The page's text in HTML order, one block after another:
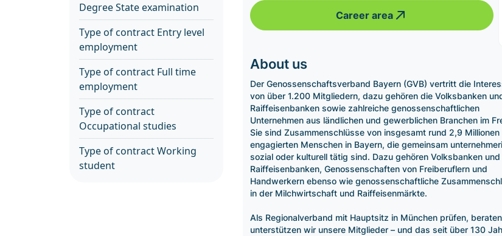
Degree State examination
Type of contract Entry level
employment
Type of contract Full time
employment
Type of contract
Occupational studies
Type of contract Working
student
Career area
About us
Der Genossenschaftsverband Bayern (GVB) vertritt die
von über 1.200 Mitgliedern, dazu gehören die Volksbanken
Raiffeisenbanken sowie zahlreiche genossenschaftlichen
Unternehmen aus ländlichen und gewerblichen Branchen im
Sie sind Zusammenschlüsse von insgesamt rund 2,9 Millionen
engagierten Menschen in Bayern, die gemeinsam
sozial oder kulturell tätig sind. Dazu gehören Volksbanken und
Raiffeisenbanken, Genossenschaften von Freiberuflern und
Handwerkern ebenso wie genossenschaftliche
in der Milchwirtschaft und Raiffeisenmärkte.
Als Regionalverband mit Hauptsitz in München prüfen,
unterstützen wir unsere Mitglieder – und das seit über 130